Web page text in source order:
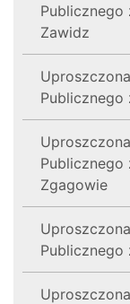
Publicznego
Zawidz
Publicznego
Publicznego
Zgagowie
Publicznego